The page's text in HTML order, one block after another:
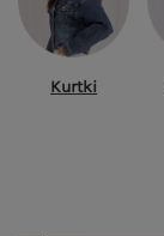
Kurtki